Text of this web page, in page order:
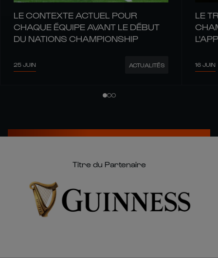
LE CONTEXTE ACTUEL POUR
CHAQUE ÉQUIPE AVANT LE DÉBUT
DU NATIONS CHAMPIONSHIP
25 JUIN ACTUALITÉS
LE
16 JUIN
Titre du Partenaire